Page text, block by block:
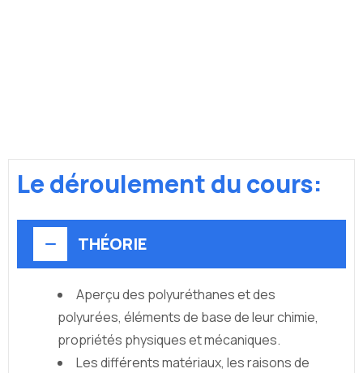
Le déroulement du cours:
THÉORIE
Aperçu des polyuréthanes et des
polyurées, éléments de base de leur chimie,
propriétés physiques et mécaniques.
Les différents matériaux, les raisons de